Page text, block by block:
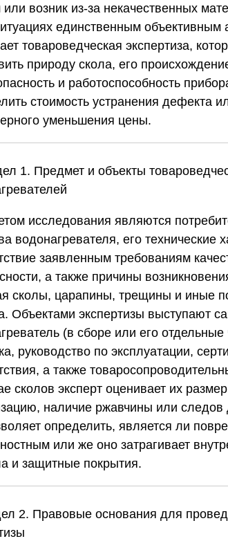
или возник из-за некачественных
единственным объективным
товароведческая экспертиза,
природу скола, его
и работоспособность
стоимость устранения дефекта
уменьшения цены.
1. Предмет и объекты
исследования являются
водонагревателя, его технические
заявленным требованиям
а также причины
сколы, царапины, трещины и иные
Объектами экспертизы выступают
(в сборе или его отдельные
руководство по эксплуатации,
а также
сколов эксперт оценивает их
наличие ржавчины или
определить, является ли
или же оно затрагивает
и защитные покрытия.
2. Правовые основания для